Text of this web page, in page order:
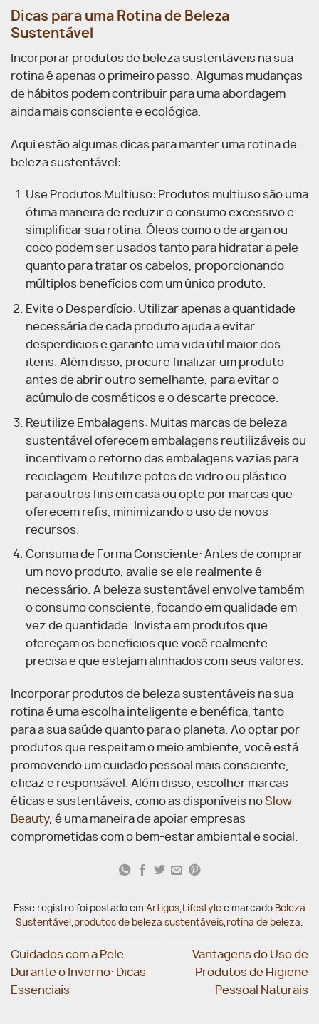
Dicas para uma Rotina de Beleza
Sustentável
Incorporar produtos de beleza sustentáveis na sua
rotina é apenas o primeiro passo. Algumas mudanças
de hábitos podem contribuir para uma abordagem
ainda mais consciente e ecológica.
Aqui estão algumas dicas para manter uma rotina de
beleza sustentável:
Use Produtos Multiuso: Produtos multiuso são uma
ótima maneira de reduzir o consumo excessivo e
simplificar sua rotina. Óleos como o de argan ou
coco podem ser usados tanto para hidratar a pele
quanto para tratar os cabelos, proporcionando
múltiplos benefícios com um único produto.
Evite o Desperdício: Utilizar apenas a quantidade
necessária de cada produto ajuda a evitar
desperdícios e garante uma vida útil maior dos
itens. Além disso, procure finalizar um produto
antes de abrir outro semelhante, para evitar o
acúmulo de cosméticos e o descarte precoce.
Reutilize Embalagens: Muitas marcas de beleza
sustentável oferecem embalagens reutilizáveis ou
incentivam o retorno das embalagens vazias para
reciclagem. Reutilize potes de vidro ou plástico
para outros fins em casa ou opte por marcas que
oferecem refis, minimizando o uso de novos
recursos.
Consuma de Forma Consciente: Antes de comprar
um novo produto, avalie se ele realmente é
necessário. A beleza sustentável envolve também
o consumo consciente, focando em qualidade em
vez de quantidade. Invista em produtos que
ofereçam os benefícios que você realmente
precisa e que estejam alinhados com seus valores.
Incorporar produtos de beleza sustentáveis na sua
rotina é uma escolha inteligente e benéfica, tanto
para a sua saúde quanto para o planeta. Ao optar por
produtos que respeitam o meio ambiente, você está
promovendo um cuidado pessoal mais consciente,
eficaz e responsável. Além disso, escolher marcas
éticas e sustentáveis, como as disponíveis noSlow
Beauty, é uma maneira de apoiar empresas
comprometidas com o bem-estar ambiental e social.
Esse registro foi postado em Artigos, Lifestyle e marcado Beleza
Sustentável , produtos de beleza sustentáveis, rotina de beleza.
Cuidados com a Pele
Durante o Inverno: Dicas
Essenciais
Vantagens do Uso de
Produtos de Higiene
Pessoal Naturais